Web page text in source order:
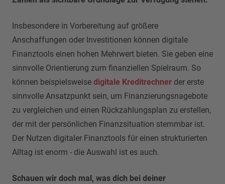
Insbesondere in Vorbereitung auf größere
Anschaffungen oder Investitionen können digitale
Finanztools einen hohen Mehrwert bieten. Sie geben eine
sinnvolle Orientierung zum finanziellen Spielraum. So
können beispielsweise digitale Kreditrechner der erste
sinnvolle Ansatzpunkt sein, um Finanzierungsnagebote
zu vergleichen und einen Rückzahlungsplan zu erstellen,
der mit der persönlichen Finanzsituation stemmbar ist.
Der Nutzen digitaler Finanztools für einen strukturierten
Alltag ist enorm - die Auswahl ist es auch.
Schauen wir doch mal, was dich bei deiner